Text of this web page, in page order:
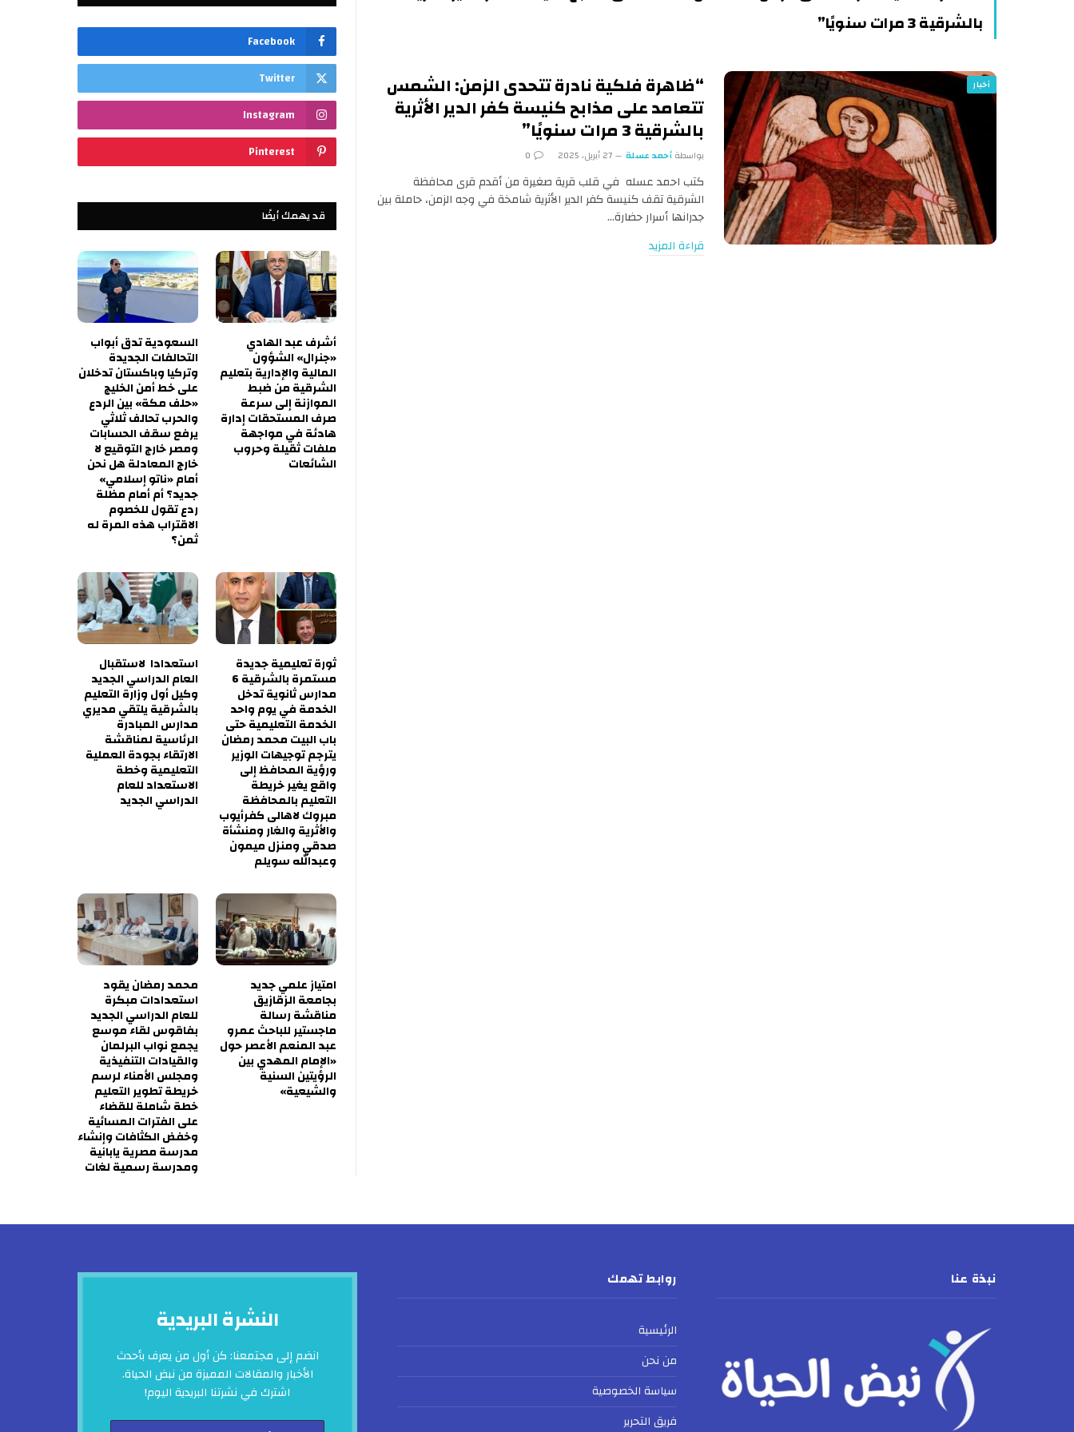
بالشرقية 3 مرات سنويًا”
أخبار “ظاهرة فلكية نادرة تتحدى الزمن: الشمس
تتعامد على مذابح كنيسة كفر الدير الأثرية
بالشرقية 3 مرات سنويًا”
بواسطة أحمد عسلة 27 أبريل، 2025 0
كتب احمد عسله في قلب قرية صغيرة من أقدم قرى محافظة
الشرقية تقف كنيسة كفر الدير الأثرية شامخة في وجه الزمن، حاملة بين
جدرانها أسرار حضارة…
قراءة المزيد
Facebook
Twitter
Instagram
Pinterest
قد يهمك أيضًا
أشرف عبد الهادي
«جنرال» الشؤون
المالية والإدارية بتعليم
الشرقية من ضبط
الموازنة إلى سرعة
صرف المستحقات إدارة
هادئة في مواجهة
ملفات ثقيلة وحروب
الشائعات
السعودية تدق أبواب
التحالفات الجديدة
وتركيا وباكستان تدخلان
على خط أمن الخليج
«حلف مكة» بين الردع
والحرب تحالف ثلاثي
يرفع سقف الحسابات
ومصر خارج التوقيع لا
خارج المعادلة هل نحن
أمام «ناتو إسلامي»
جديد؟ أم أمام مظلة
ردع تقول للخصوم
الاقتراب هذه المرة له
ثمن؟
ثورة تعليمية جديدة
مستمرة بالشرقية 6
مدارس ثانوية تدخل
الخدمة في يوم واحد
الخدمة التعليمية حتى
باب البيت محمد رمضان
يترجم توجيهات الوزير
ورؤية المحافظ إلى
واقع يغير خريطة
التعليم بالمحافظة
مبروك لاهالى كفرأيوب
والأثرية والغار ومنشأة
صدقي ومنزل ميمون
وعبدالله سويلم
استعدادا لاستقبال
العام الدراسي الجديد
وكيل أول وزارة التعليم
بالشرقية يلتقي مديري
مدارس المبادرة
الرئاسية لمناقشة
الارتقاء بجودة العملية
التعليمية وخطة
الاستعداد للعام
الدراسي الجديد
امتياز علمي جديد
بجامعة الزقازيق
مناقشة رسالة
ماجستير للباحث عمرو
عبد المنعم الأعصر حول
«الإمام المهدي بين
الرؤيتين السنية
والشيعية»
محمد رمضان يقود
استعدادات مبكرة
للعام الدراسي الجديد
بفاقوس لقاء موسع
يجمع نواب البرلمان
والقيادات التنفيذية
ومجلس الأمناء لرسم
خريطة تطوير التعليم
خطة شاملة للقضاء
على الفترات المسائية
وخفض الكثافات وإنشاء
مدرسة مصرية يابانية
ومدرسة رسمية لغات
نبذة عنا روابط تهمك
الرئيسية
من نحن
سياسة الخصوصية
فريق التحرير
النشرة البريدية
انضم إلى مجتمعنا: كن أول من يعرف بأحدث
الأخبار والمقالات المميزة من نبض الحياة.
اشترك في نشرتنا البريدية اليوم!